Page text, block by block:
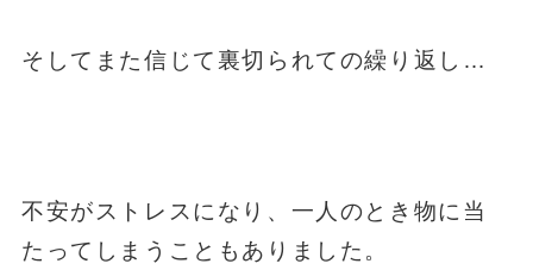
そしてまた信じて裏切られての繰り返し…
不安がストレスになり、一人のとき物に当
たってしまうこともありました。